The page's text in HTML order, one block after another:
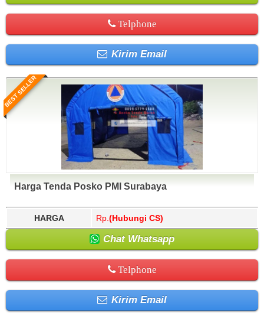
Telphone
Kirim Email
BEST SELLER
Harga Tenda Posko PMI Surabaya
HARGA Rp. (Hubungi CS)
Chat Whatsapp
Telphone
Kirim Email